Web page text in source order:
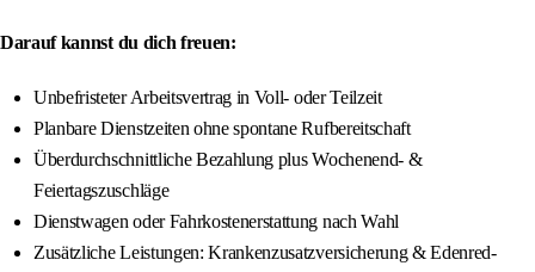
Darauf kannst du dich freuen:
Unbefristeter Arbeitsvertrag in Voll- oder Teilzeit
Planbare Dienstzeiten ohne spontane Rufbereitschaft
Überdurchschnittliche Bezahlung plus Wochenend- &
Feiertagszuschläge
Dienstwagen oder Fahrkostenerstattung nach Wahl
Zusätzliche Leistungen: Krankenzusatzversicherung & Edenred-